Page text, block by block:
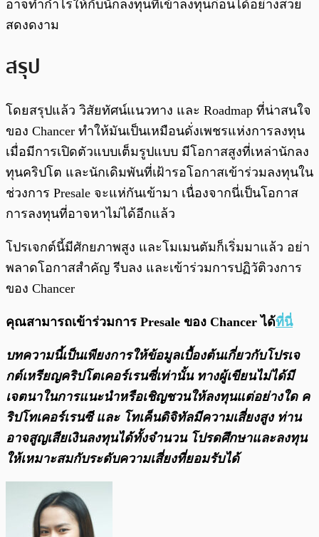
อาจทำกำไรให้กับนักลงทุนที่เข้าลงทุนก่อนได้อย่างสวย
สดงดงาม
สรุป
โดยสรุปแล้ว วิสัยทัศน์แนวทาง และ Roadmap ที่น่าสนใจ
ของ Chancer ทำให้มันเป็นเหมือนดั่งเพชรแห่งการลงทุน
เมื่อมีการเปิดตัวแบบเต็มรูปแบบ มีโอกาสสูงที่เหล่านักลง
ทุนคริปโต และนักเดิมพันที่เฝ้ารอโอกาสเข้าร่วมลงทุนใน
ช่วงการ Presale จะแห่กันเข้ามา เนื่องจากนี่เป็นโอกาส
การลงทุนที่อาจหาไม่ได้อีกแล้ว
โปรเจกต์นี้มีศักยภาพสูง และโมเมนตัมก็เริ่มมาแล้ว อย่า
พลาดโอกาสสำคัญ รีบลง และเข้าร่วมการปฏิวัติวงการ
ของ Chancer
คุณสามารถเข้าร่วมการ Presale ของ Chancer ได้ที่นี่
บทความนี้เป็นเพียงการให้ข้อมูลเบื้องต้นเกี่ยวกับโปรเจ
กต์เหรียญคริปโตเคอร์เรนซี่เท่านั้น ทางผู้เขียนไม่ได้มี
เจตนาในการแนะนำหรือเชิญชวนให้ลงทุนแต่อย่างใด ค
ริปโทเคอร์เรนซี และ โทเค็นดิจิทัลมีความเสี่ยงสูง ท่าน
อาจสูญเสียเงินลงทุนได้ทั้งจํานวน โปรดศึกษาและลงทุน
ให้เหมาะสมกับระดับความเสี่ยงที่ยอมรับได้